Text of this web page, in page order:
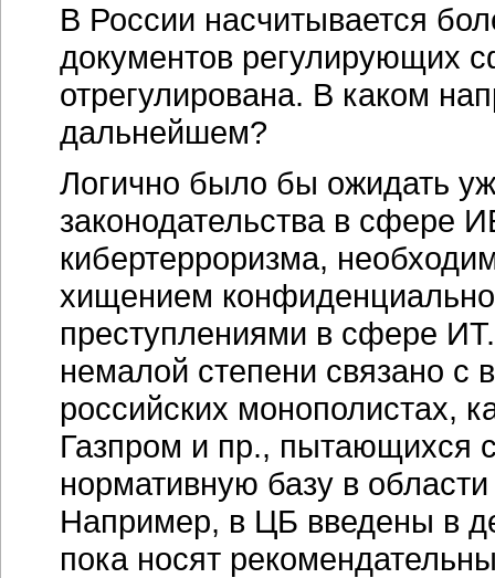
В России насчитывается
документов регулирующих
отрегулирована. В каком
дальнейшем?
Логично было бы ожидать
законодательства в сфере
кибертерроризма,
хищением
преступлениями в сфере
немалой степени связано с
российских
Газпром и пр., пытающихся
нормативную базу в
Например, в ЦБ введены в
пока носят